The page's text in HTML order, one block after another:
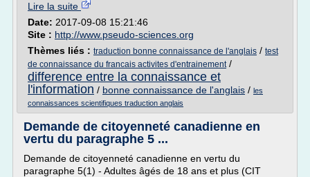
Lire la suite
Date: 2017-09-08 15:21:46
Site : http://www.pseudo-sciences.org
Thèmes liés : traduction bonne connaissance de l'anglais / test
de connaissance du francais activites d'entrainement/
difference entre la connaissance et
l'information / bonne connaissance de l'anglais / les
connaissances scientifiques traduction anglais
Demande de citoyenneté canadienne en
vertu du paragraphe 5 ...
Demande de citoyenneté canadienne en vertu du
paragraphe 5(1) - Adultes âgés de 18 ans et plus (CIT